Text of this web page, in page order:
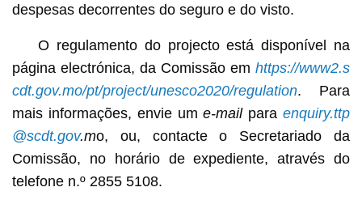
despesas decorrentes do seguro e do visto.
O regulamento do projecto está disponível na
página electrónica, da Comissão emhttps://www2.s
cdt.gov.mo/pt/project/unesco2020/regulation. Para
mais informações, envie ume-mailparaenquiry.ttp
@scdt.gov.mo, ou, contacte o Secretariado da
Comissão, no horário de expediente, através do
telefone n.º 2855 5108.